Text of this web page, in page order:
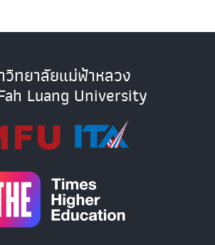
วิทยาลัยแม่ฟ้าหลวง
Luang University